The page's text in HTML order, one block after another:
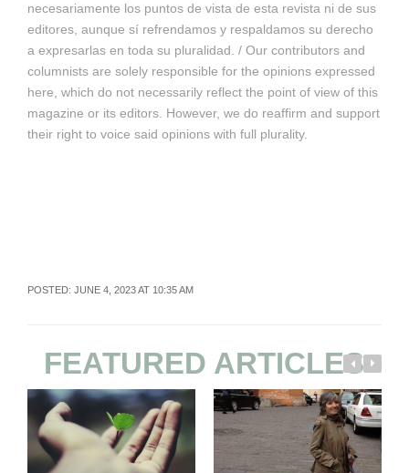
necesariamente los puntos de vista de esta revista ni de sus
editores, aunque sí refrendamos y respaldamos su derecho
a expresarlas en toda su pluralidad. / Our contributors and
columnists are solely responsible for the opinions expressed
here, which do not necessarily reflect the point of view of this
magazine or its editors. However, we do reaffirm and support
their right to voice said opinions with full plurality.
POSTED: JUNE 4, 2023 AT 10:35 AM
FEATURED ARTICLES